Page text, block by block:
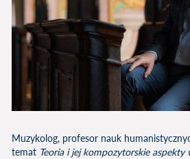
Muzykolog, profesor nauk
temat Teoria i jej kompozytorskie aspekty